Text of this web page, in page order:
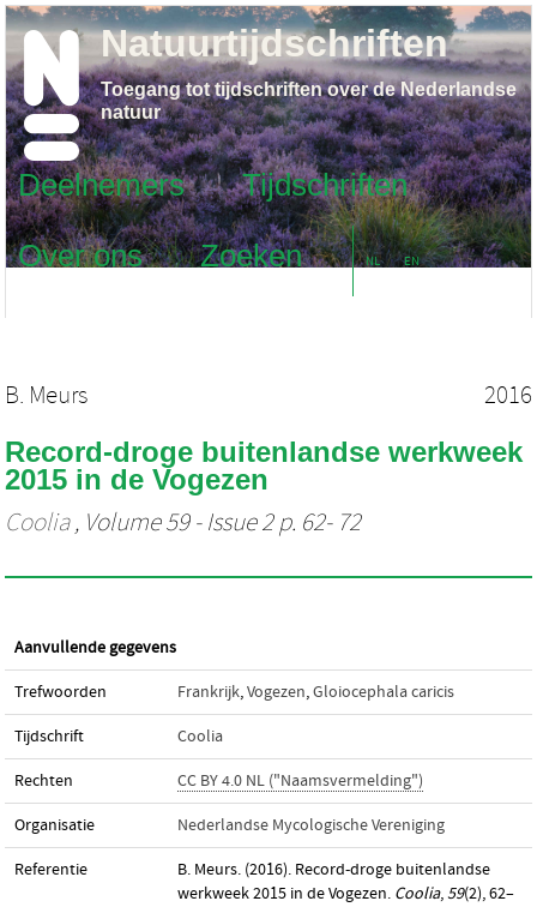
Deelnemers
Tijdschriften
Over ons
Zoeken NL EN
Natuurtijdschriften
Toegang tot tijdschriften over de Nederlandse
natuur
B. Meurs 2016
Record-droge buitenlandse werkweek
2015 in de Vogezen
Coolia, Volume 59 - Issue 2 p. 62- 72
Aanvullende gegevens
Trefwoorden Frankrijk,Vogezen,Gloiocephala caricis
Tijdschrift Coolia
Rechten CC BY 4.0 NL ("Naamsvermelding")
Organisatie Nederlandse Mycologische Vereniging
Referentie
B. Meurs. (2016). Record-droge buitenlandse
werkweek 2015 in de Vogezen. Coolia,59(2), 62–